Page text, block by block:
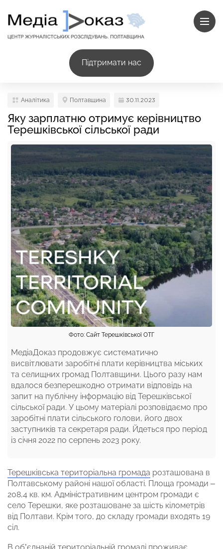
Підтримати нас
Аналітика Полтавщина 30.11.2023
Яку зарплатню отримує керівництво
Терешківської сільської ради
Фото: Сайт Терешківської ОТГ
МедіаДоказ продовжує систематично
висвітлювати заробітні плати керівництва міських
та селищних громад Полтавщини. Цього разу нам
вдалося безперешкодно отримати відповідь на
запит на публічну інформацію від Терешківської
сільської ради. У цьому матеріалі розповідаємо про
заробітні плати сільського голови, його двох
заступників та секретаря ради. Йдеться про період
із січня 2022 по серпень 2023 року.
Терешківська територіальна громада розташована в
Полтавському районі нашої області. Площа громади –
208,4 кв. км. Адміністративним центром громади є
село Терешки, яке розташоване за шість кілометрів
від Полтави. Крім того, до складу громади входять 19
сіл.